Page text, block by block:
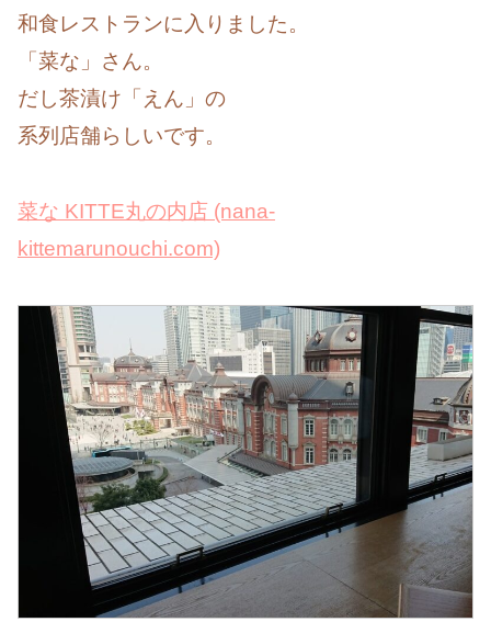
和食レストランに入りました。
「菜な」さん。
だし茶漬け「えん」の
系列店舗らしいです。
菜な KITTE丸の内店 (nana-
kittemarunouchi.com)